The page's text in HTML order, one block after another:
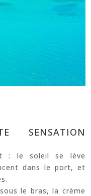
SENSATION
: le soleil se lève
dans le port, et
le bras, la crème